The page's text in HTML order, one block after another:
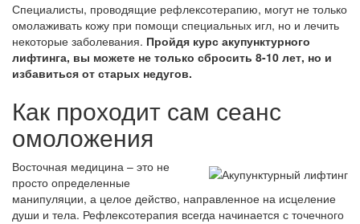
Специалисты, проводящие рефлексотерапию, могут не только
омолаживать кожу при помощи специальных игл, но и лечить
некоторые заболевания. Пройдя курс акупунктурного
лифтинга, вы можете не только сбросить 8-10 лет, но и
избавиться от старых недугов.
Как проходит сам сеанс
омоложения
Восточная медицина – это не
просто определенные
манипуляции, а целое действо, направленное на исцеление
души и тела. Рефлексотерапия всегда начинается с точечного